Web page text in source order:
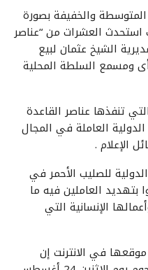
والخفيفة بصورة
العشرات من “عناصر
الشيخ عثمان لبيع
ومسمع السلطة المحلية
تنفذها عناصر القاعدة
العاملة في المجال
الإعلام .
للصليب الأحمر في
بتهديد العاملين فيه ما
الإنسانية التي
في الانترنت إن